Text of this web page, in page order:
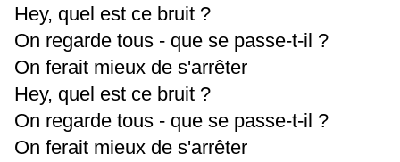
Hey, quel est ce bruit ?
On regarde tous - que se passe-t-il ?
On ferait mieux de s'arrêter
Hey, quel est ce bruit ?
On regarde tous - que se passe-t-il ?
On ferait mieux de s'arrêter